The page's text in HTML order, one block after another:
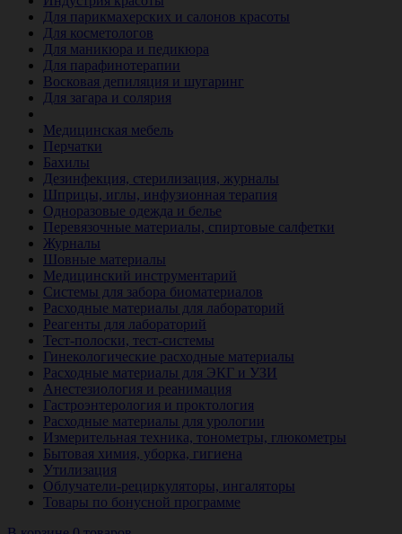
Для парикмахерских и салонов красоты
Для косметологов
Для маникюра и педикюра
Для парафинотерапии
Восковая депиляция и шугаринг
Для загара и солярия
Медицинская мебель
Перчатки
Бахилы
Дезинфекция, стерилизация, журналы
Шприцы, иглы, инфузионная терапия
Одноразовые одежда и белье
Перевязочные материалы, спиртовые салфетки
Журналы
Шовные материалы
Медицинский инструментарий
Системы для забора биоматериалов
Расходные материалы для лабораторий
Реагенты для лабораторий
Тест-полоски, тест-системы
Гинекологические расходные материалы
Расходные материалы для ЭКГ и УЗИ
Анестезиология и реанимация
Гастроэнтерология и проктология
Расходные материалы для урологии
Измерительная техника, тонометры, глюкометры
Бытовая химия, уборка, гигиена
Утилизация
Облучатели-рециркуляторы, ингаляторы
Товары по бонусной программе